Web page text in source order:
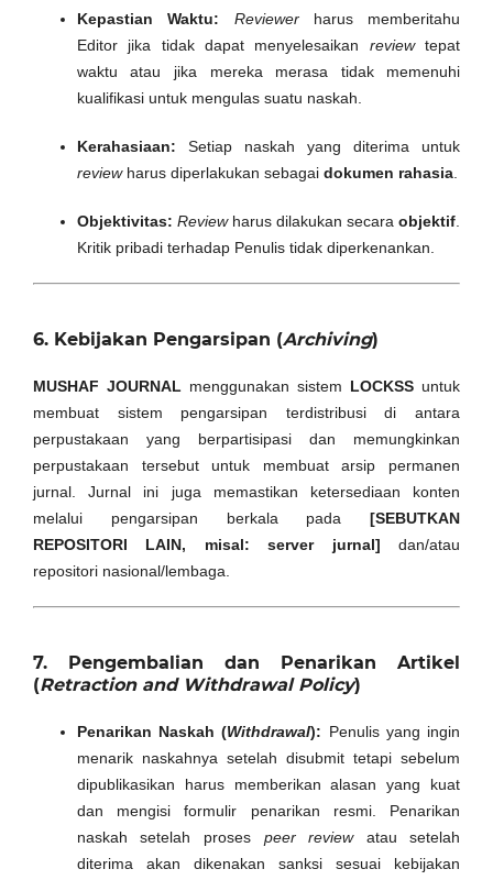
Kepastian Waktu: Reviewerharus memberitahu
Editor jika tidak dapat menyelesaikan reviewtepat
waktu atau jika mereka merasa tidak memenuhi
kualifikasi untuk mengulas suatu naskah.
Kerahasiaan: Setiap naskah yang diterima untuk
reviewharus diperlakukan sebagai dokumen rahasia.
Objektivitas: Reviewharus dilakukan secaraobjektif.
Kritik pribadi terhadap Penulis tidak diperkenankan.
6. Kebijakan Pengarsipan (Archiving)
MUSHAF JOURNALmenggunakan sistem LOCKSS untuk
membuat sistem pengarsipan terdistribusi di antara
perpustakaan yang berpartisipasi dan memungkinkan
perpustakaan tersebut untuk membuat arsip permanen
jurnal. Jurnal ini juga memastikan ketersediaan konten
melalui pengarsipan berkala pada[SEBUTKAN
REPOSITORI LAIN, misal: server jurnal] dan/atau
repositori nasional/lembaga.
7. Pengembalian dan Penarikan Artikel
(Retraction and Withdrawal Policy)
Penarikan Naskah (Withdrawal): Penulis yang ingin
menarik naskahnya setelah disubmit tetapi sebelum
dipublikasikan harus memberikan alasan yang kuat
dan mengisi formulir penarikan resmi. Penarikan
naskah setelah proses peer reviewatau setelah
diterima akan dikenakan sanksi sesuai kebijakan